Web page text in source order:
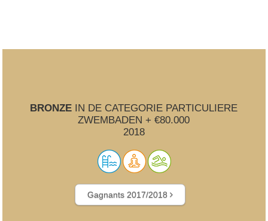
BRONZE IN DE CATEGORIE PARTICULIERE
ZWEMBADEN + €80.000
2018
Gagnants 2017/2018